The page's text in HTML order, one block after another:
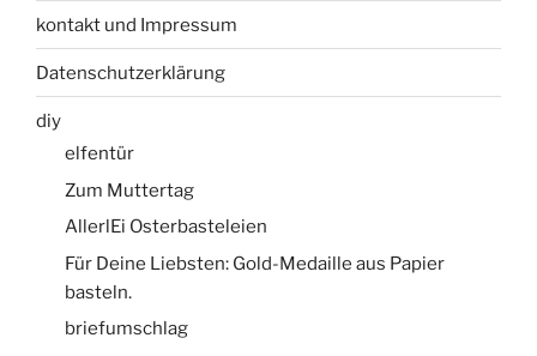
kontakt und Impressum
Datenschutzerklärung
diy
elfentür
Zum Muttertag
AllerlEi Osterbasteleien
Für Deine Liebsten: Gold-Medaille aus Papier
basteln.
briefumschlag